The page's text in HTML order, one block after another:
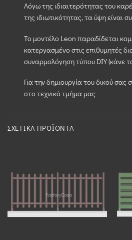
Λόγω της ιδιαιτερότητας του
της ιδιωτικότητας, τα ύψη είναι
Το μοντέλο Leon παραδίδεται
κατεργασμένο στις επιθυμητές
συναρμολόγηση τύπου DIY (κάνε
Για την δημιουργία του δικού σας
στο τεχνικό τμήμα μας
ΣΧΕΤΙΚΆ ΠΡΟΪΌΝΤΑ